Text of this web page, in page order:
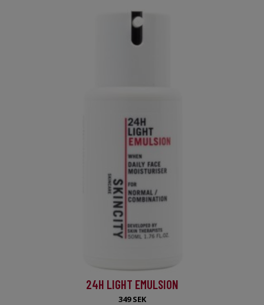
24H LIGHT EMULSION
349 SEK